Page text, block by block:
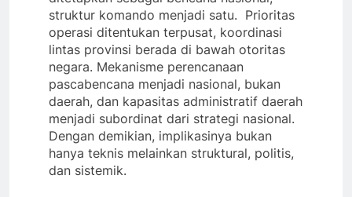
struktur komando menjadi satu. Prioritas
operasi ditentukan terpusat, koordinasi
lintas provinsi berada di bawah otoritas
negara. Mekanisme perencanaan
pascabencana menjadi nasional, bukan
daerah, dan kapasitas administratif daerah
menjadi subordinat dari strategi nasional.
Dengan demikian, implikasinya bukan
hanya teknis melainkan struktural, politis,
dan sistemik.